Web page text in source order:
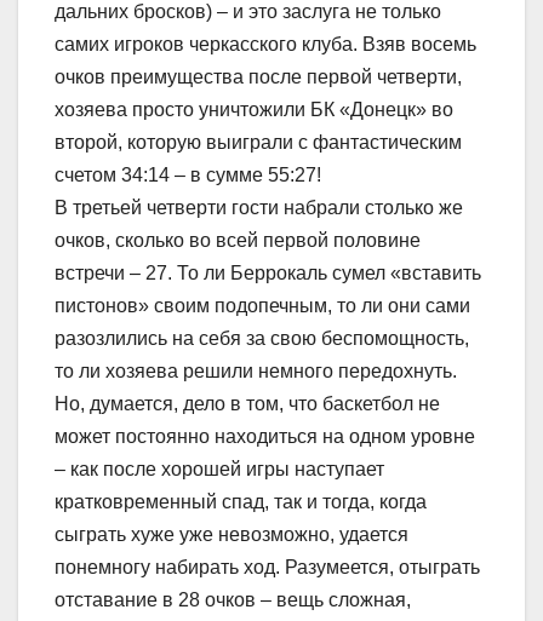
дальних бросков) – и это заслуга не только
самих игроков черкасского клуба. Взяв восемь
очков преимущества после первой четверти,
хозяева просто уничтожили БК «Донецк» во
второй, которую выиграли с фантастическим
счетом 34:14 – в сумме 55:27!
В третьей четверти гости набрали столько же
очков, сколько во всей первой половине
встречи – 27. То ли Беррокаль сумел «вставить
пистонов» своим подопечным, то ли они сами
разозлились на себя за свою беспомощность,
то ли хозяева решили немного передохнуть.
Но, думается, дело в том, что баскетбол не
может постоянно находиться на одном уровне
– как после хорошей игры наступает
кратковременный спад, так и тогда, когда
сыграть хуже уже невозможно, удается
понемногу набирать ход. Разумеется, отыграть
отставание в 28 очков – вещь сложная,